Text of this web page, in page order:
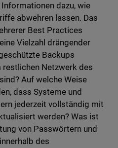
dazu, wie
abwehren lassen. Das
Best Practices
Vielzahl drängender
Backups
Netzwerk des
Auf welche Weise
dass Systeme und
jederzeit vollständig mit
werden? Was ist
von Passwörtern und
des